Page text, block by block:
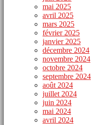
mai 2025
avril 2025
mars 2025
février 2025
janvier 2025
décembre 2024
novembre 2024
octobre 2024
septembre 2024
août 2024
juillet 2024
juin 2024
mai 2024
avril 2024